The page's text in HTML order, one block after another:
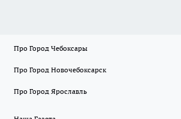
Про Город Чебоксары
Про Город Новочебоксарск
Про Город Ярославль